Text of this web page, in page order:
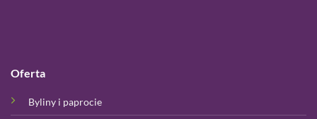
Oferta
Byliny i paprocie